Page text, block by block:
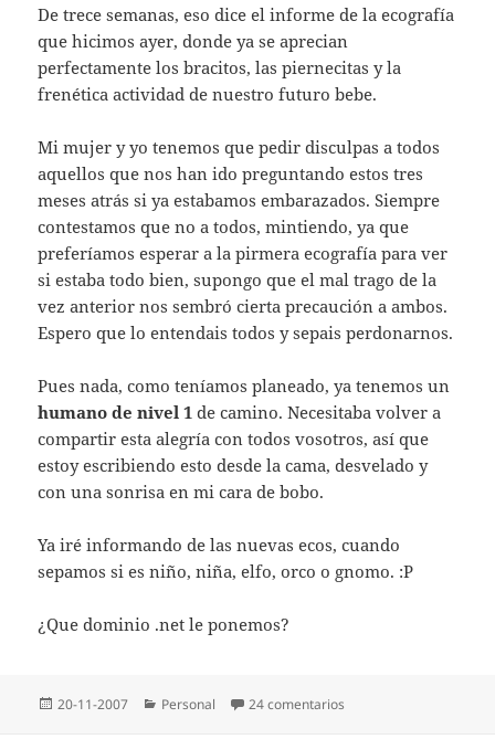
De trece semanas, eso dice el informe de la ecografí­a
que hicimos ayer, donde ya se aprecian
perfectamente los bracitos, las piernecitas y la
frenética actividad de nuestro futuro bebe.
Mi mujer y yo tenemos que pedir disculpas a todos
aquellos que nos han ido preguntando estos tres
meses atrás si ya estabamos embarazados. Siempre
contestamos que no a todos, mintiendo, ya que
preferí­amos esperar a la pirmera ecografí­a para ver
si estaba todo bien, supongo que el mal trago de la
vez anterior nos sembró cierta precaución a ambos.
Espero que lo entendais todos y sepais perdonarnos.
Pues nada, como tení­amos planeado, ya tenemos un
humano de nivel 1 de camino. Necesitaba volver a
compartir esta alegrí­a con todos vosotros, así­ que
estoy escribiendo esto desde la cama, desvelado y
con una sonrisa en mi cara de bobo.
Ya iré informando de las nuevas ecos, cuando
sepamos si es niño, niña, elfo, orco o gnomo. :P
¿Que dominio .net le ponemos?
Publicado
20-11-2007 Categorías
Personal 24 comentarios